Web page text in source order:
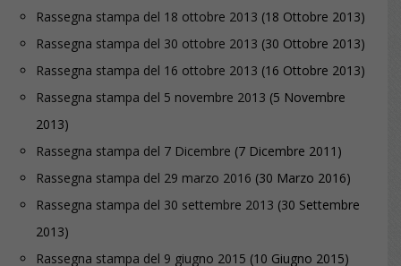
Rassegna stampa del 18 ottobre 2013 (18 Ottobre 2013)
Rassegna stampa del 30 ottobre 2013 (30 Ottobre 2013)
Rassegna stampa del 16 ottobre 2013 (16 Ottobre 2013)
Rassegna stampa del 5 novembre 2013 (5 Novembre
2013)
Rassegna stampa del 7 Dicembre (7 Dicembre 2011)
Rassegna stampa del 29 marzo 2016 (30 Marzo 2016)
Rassegna stampa del 30 settembre 2013 (30 Settembre
2013)
Rassegna stampa del 9 giugno 2015 (10 Giugno 2015)